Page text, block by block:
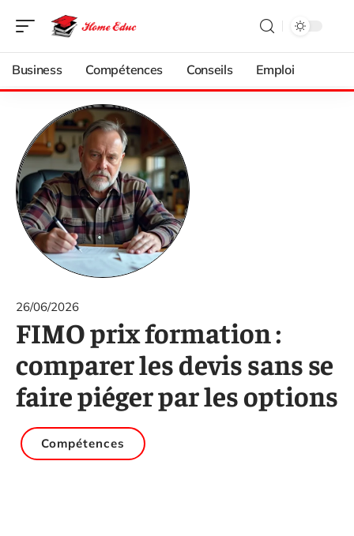
Business Compétences Conseils Emploi
26/06/2026
FIMO prix formation :
comparer les devis sans se
faire piéger par les options
Compétences